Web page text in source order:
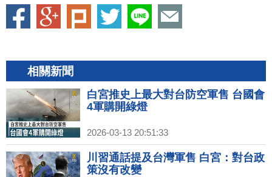
相關新聞
白宮推史上最大對台防空軍售 台國會
4軍購開綠燈
2026-03-13 20:51:33
川習通話提及台灣軍售 白宮：對台政
策沒有改變